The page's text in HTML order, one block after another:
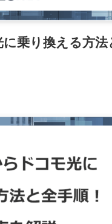
乗り換える方法